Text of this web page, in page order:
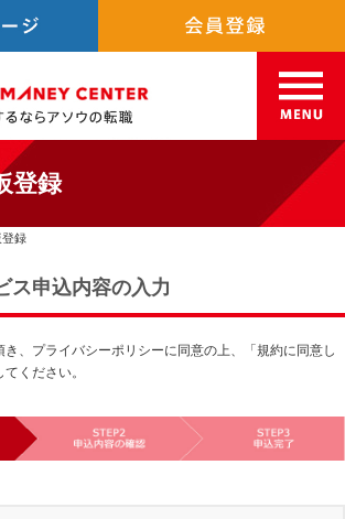
登録
登録
ス申込内容の入力
き、プライバシーポリシーに同意の上、「規約に同意し
ください。